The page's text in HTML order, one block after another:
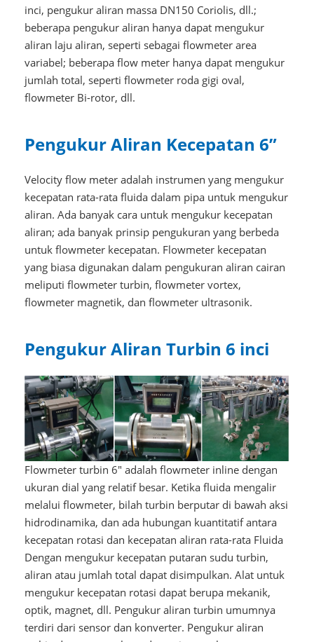
inci, pengukur aliran massa DN150 Coriolis, dll.;
beberapa pengukur aliran hanya dapat mengukur
aliran laju aliran, seperti sebagai flowmeter area
variabel; beberapa flow meter hanya dapat mengukur
jumlah total, seperti flowmeter roda gigi oval,
flowmeter Bi-rotor, dll.
Pengukur Aliran Kecepatan 6”
Velocity flow meter adalah instrumen yang mengukur
kecepatan rata-rata fluida dalam pipa untuk mengukur
aliran. Ada banyak cara untuk mengukur kecepatan
aliran; ada banyak prinsip pengukuran yang berbeda
untuk flowmeter kecepatan. Flowmeter kecepatan
yang biasa digunakan dalam pengukuran aliran cairan
meliputi flowmeter turbin, flowmeter vortex,
flowmeter magnetik, dan flowmeter ultrasonik.
Pengukur Aliran Turbin 6 inci
Flowmeter turbin 6" adalah flowmeter inline dengan
ukuran dial yang relatif besar. Ketika fluida mengalir
melalui flowmeter, bilah turbin berputar di bawah aksi
hidrodinamika, dan ada hubungan kuantitatif antara
kecepatan rotasi dan kecepatan aliran rata-rata Fluida
Dengan mengukur kecepatan putaran sudu turbin,
aliran atau jumlah total dapat disimpulkan. Alat untuk
mengukur kecepatan rotasi dapat berupa mekanik,
optik, magnet, dll. Pengukur aliran turbin umumnya
terdiri dari sensor dan konverter. Pengukur aliran